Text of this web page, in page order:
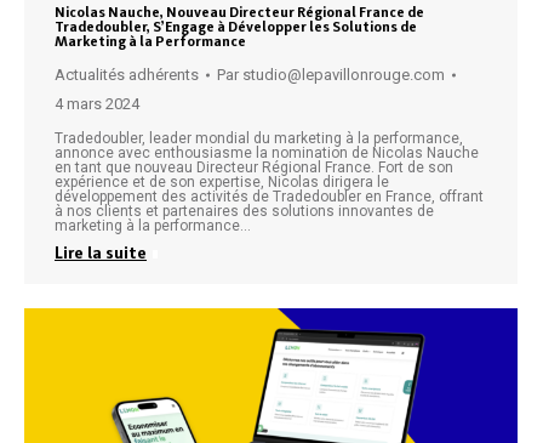
Nicolas Nauche, Nouveau Directeur Régional France de
Tradedoubler, S’Engage à Développer les Solutions de
Marketing à la Performance
Actualités adhérents Par studio@lepavillonrouge.com
4 mars 2024
Tradedoubler, leader mondial du marketing à la performance,
annonce avec enthousiasme la nomination de Nicolas Nauche
en tant que nouveau Directeur Régional France. Fort de son
expérience et de son expertise, Nicolas dirigera le
développement des activités de Tradedoubler en France, offrant
à nos clients et partenaires des solutions innovantes de
marketing à la performance…
Lire la suite